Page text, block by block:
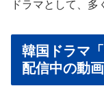
ドラマとして、多
韓国ドラマ
配信中の動